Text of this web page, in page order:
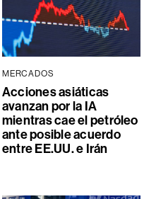
MERCADOS
Acciones asiáticas
avanzan por la IA
mientras cae el petróleo
ante posible acuerdo
entre EE.UU. e Irán